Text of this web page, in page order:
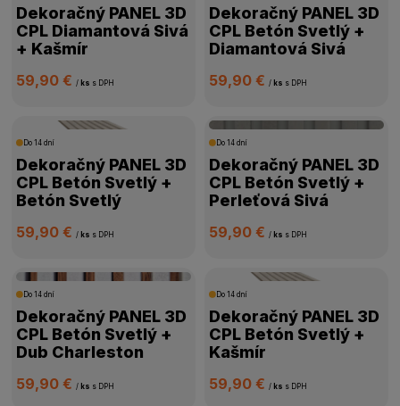
Dekoračný PANEL 3D
CPL Diamantová Sivá
+ Kašmír
59,90 €/ ks s DPH
Dekoračný PANEL 3D
CPL Betón Svetlý +
Diamantová Sivá
59,90 € / ks s DPH
Do 14 dní
Dekoračný PANEL 3D
CPL Betón Svetlý +
Betón Svetlý
59,90 €/ ks s DPH
Do 14 dní
Dekoračný PANEL 3D
CPL Betón Svetlý +
Perleťová Sivá
59,90 € / ks s DPH
Do 14 dní
Dekoračný PANEL 3D
CPL Betón Svetlý +
Dub Charleston
59,90 €/ ks s DPH
Do 14 dní
Dekoračný PANEL 3D
CPL Betón Svetlý +
Kašmír
59,90 € / ks s DPH